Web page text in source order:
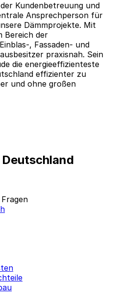
Kundenbetreuung und
Ansprechperson für
Dämmprojekte. Mit
Bereich der
, Fassaden- und
praxisnah. Sein
die energieeffizienteste
effizienter zu
und ohne großen